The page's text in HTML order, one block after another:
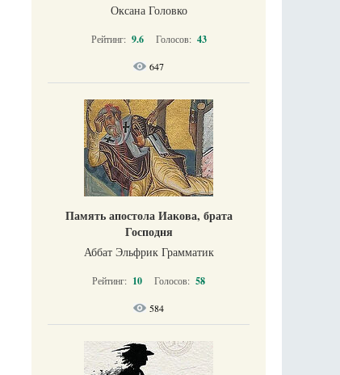
Оксана Головко
Рейтинг: 9.6 Голосов: 43
647
Память апостола Иакова, брата
Господня
Аббат Эльфрик Грамматик
Рейтинг: 10 Голосов: 58
584